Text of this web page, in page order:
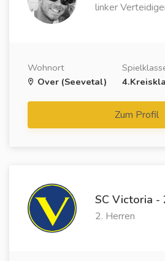
linker
Wohnort
Over (Seevetal)
Zum Profil
SC Victoria -
2. Herren